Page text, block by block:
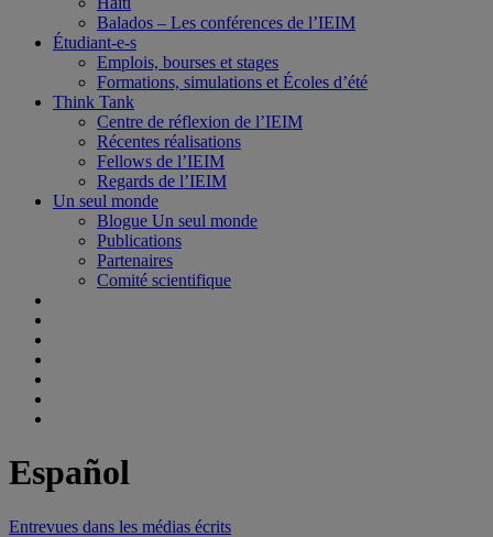
Balados – Les conférences de l’IEIM
Étudiant-e-s
Emplois, bourses et stages
Formations, simulations et Écoles d’été
Think Tank
Centre de réflexion de l’IEIM
Récentes réalisations
Fellows de l’IEIM
Regards de l’IEIM
Un seul monde
Blogue Un seul monde
Publications
Partenaires
Comité scientifique
Español
Entrevues dans les médias écrits